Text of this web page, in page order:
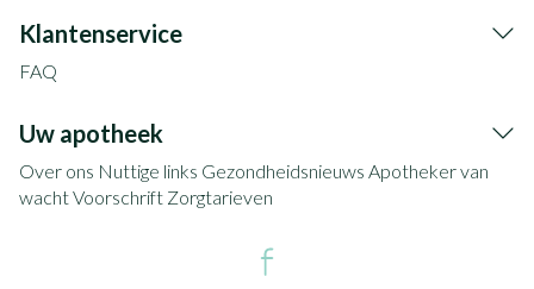
Klantenservice
FAQ
Uw apotheek
Over ons Nuttige links Gezondheidsnieuws Apotheker van
wachtVoorschrift Zorgtarieven